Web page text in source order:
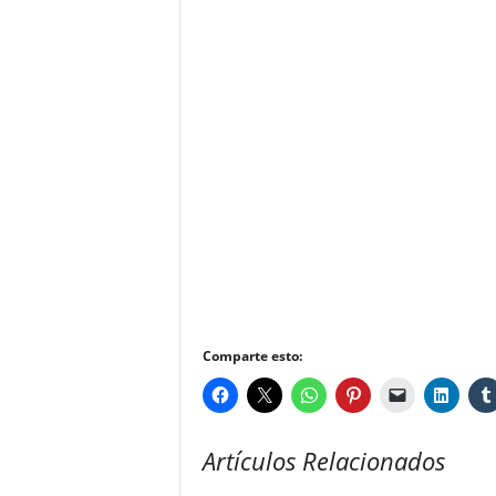
Comparte esto:
Artículos Relacionados